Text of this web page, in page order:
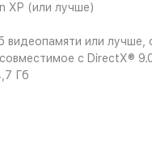
XP (или лучше)
видеопамяти или лучше,
с DirectX®
Гб